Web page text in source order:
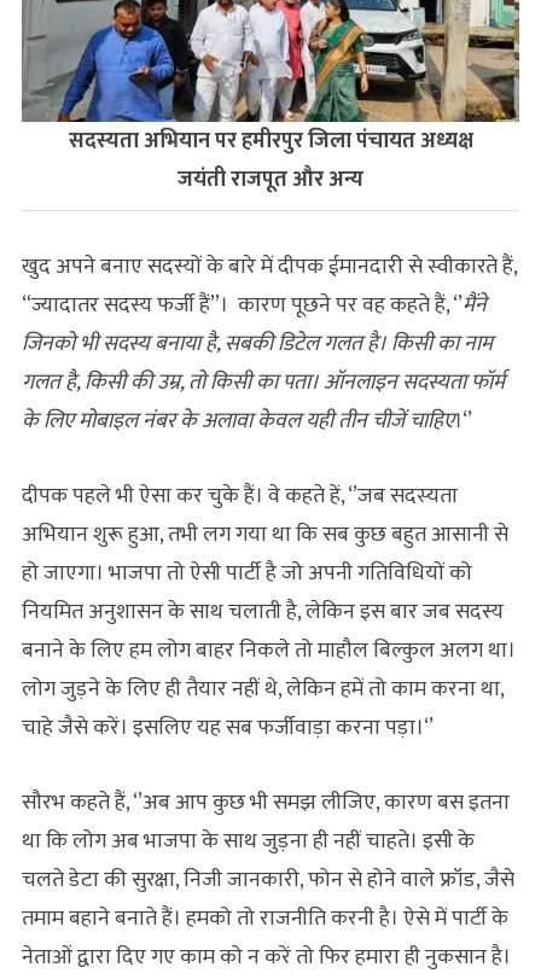
सदस्यता अभियान पर हमीरपुर जिला पंचायत अध्यक्ष
जयंती राजपूतऔर अन्य
खुद अपने बनाए सदस्यों के बारे में दीपक ईमानदारी से स्‍वीकारते हैं,
“ज्यादातर सदस्य फर्जी हैं”। कारण पूछने पर वह कहते हैं, ‘’मैंने
जिनको भी सदस्य बनाया है, सबकी डिटेल गलत है। किसी का नाम
गलत है, किसी की उम्र, तो किसी का पता। ऑनलाइन सदस्यता फॉर्म
के लिए मोबाइल नंबर के अलावा केवल यही तीन चीजें चाहिए।‘’
दीपक पहले भी ऐसा कर चुके हैं। वे कहते हें, ‘’जब सदस्‍यता
अभियान शुरू हुआ, तभी लग गया था कि सब कुछ बहुत आसानी से
हो जाएगा। भाजपा तो ऐसी पार्टी है जो अपनी गतिविधियों को
नियमित अनुशासन के साथ चलाती है, लेकिन इस बार जब सदस्य
बनाने के लिए हम लोग बाहर निकले तो माहौल बिल्कुल अलग था।
लोग जुड़ने के लिए ही तैयार नहीं थे, लेकिन हमें तो काम करना था,
चाहे जैसे करें। इसलिए यह सब फर्जीवाड़ा करना पड़ा।‘’
सौरभ कहते हैं, ‘’अब आप कुछ भी समझ लीजिए, कारण बस इतना
था कि लोग अब भाजपा के साथ जुड़ना ही नहीं चाहते। इसी के
चलते डेटा की सुरक्षा, निजी जानकारी, फोन से होने वाले फ्रॉड, जैसे
तमाम बहाने बनाते हैं। हमको तो राजनीति करनी है। ऐसे में पार्टी के
नेताओं द्वारा दिए गए काम को न करें तो फिर हमारा ही नुकसान है।